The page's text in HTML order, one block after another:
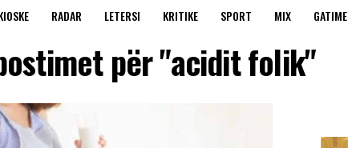
RADAR LETERSI KRITIKE SPORT MIX GATIME
për "acidit folik"